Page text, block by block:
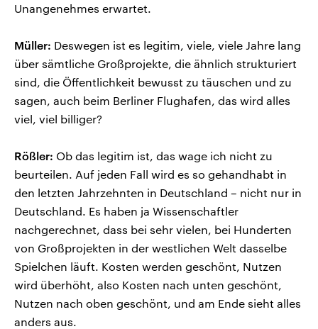
Unangenehmes erwartet.
Müller: Deswegen ist es legitim, viele, viele Jahre lang
über sämtliche Großprojekte, die ähnlich strukturiert
sind, die Öffentlichkeit bewusst zu täuschen und zu
sagen, auch beim Berliner Flughafen, das wird alles
viel, viel billiger?
Rößler: Ob das legitim ist, das wage ich nicht zu
beurteilen. Auf jeden Fall wird es so gehandhabt in
den letzten Jahrzehnten in Deutschland – nicht nur in
Deutschland. Es haben ja Wissenschaftler
nachgerechnet, dass bei sehr vielen, bei Hunderten
von Großprojekten in der westlichen Welt dasselbe
Spielchen läuft. Kosten werden geschönt, Nutzen
wird überhöht, also Kosten nach unten geschönt,
Nutzen nach oben geschönt, und am Ende sieht alles
anders aus.